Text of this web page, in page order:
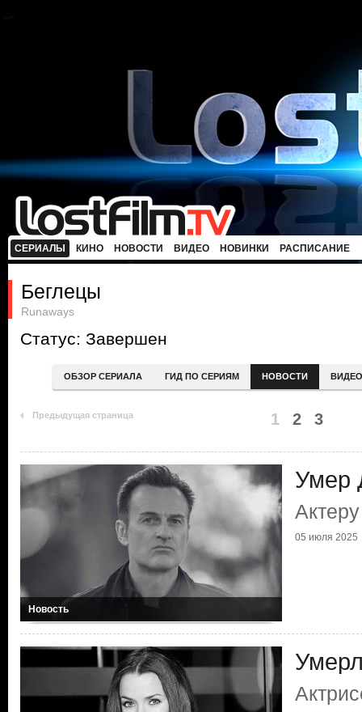
СЕРИАЛЫ КИНО НОВОСТИ ВИДЕО НОВИНКИ РАСПИСАНИЕ
Беглецы
Runaways
Статус: Завершен
ОБЗОР СЕРИАЛА ГИД ПО СЕРИЯМ НОВОСТИ ВИДЕО
Предыдущая страница 1 2 3
Новость
Умер
05 июля 2025